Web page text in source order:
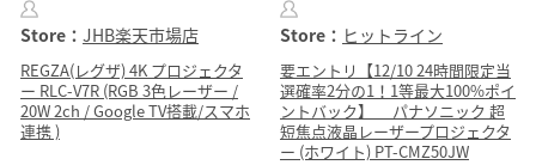
Store： JHB楽天市場店
REGZA(レグザ) 4K プロジェクタ
ー RLC-V7R (RGB 3色レーザー /
20W 2ch / Google TV搭載/スマホ
連携 )
Store： ヒットライン
要エントリ【12/10 24時間限定当
選確率2分の1！1等最大100%ポイ
ントバック】 パナソニック 超
短焦点液晶レーザープロジェクタ
ー (ホワイト) PT-CMZ50JW